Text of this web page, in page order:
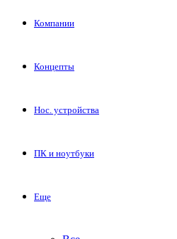
Компании
Концепты
Нос. устройства
ПК и ноутбуки
Еще